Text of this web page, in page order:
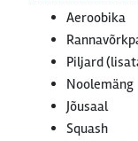
Aeroobika
Piljard
Noolemäng
Jõusaal
Squash